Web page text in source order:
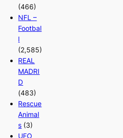
(466)
NFL –
Footbal
l
(2,585)
REAL
MADRI
D
(483)
Rescue
Animal
s (3)
UFO